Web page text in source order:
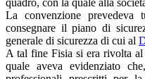
La convenzione prevedeva
consegnare il piano di
generale di sicurezza di cui al
A tal fine Fisia si era rivolta
quale aveva evidenziato